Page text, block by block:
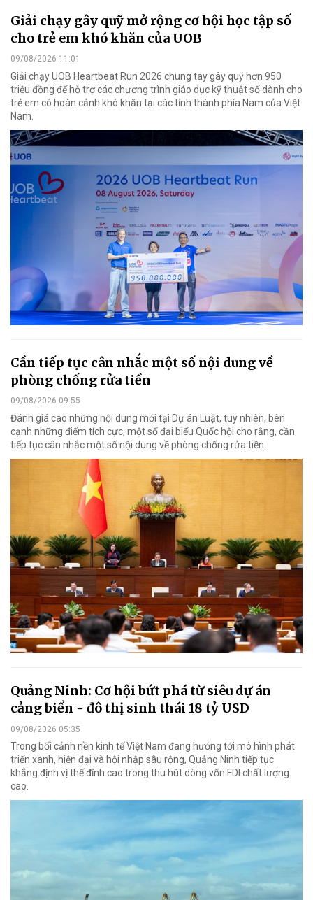
Giải chạy gây quỹ mở rộng cơ hội học tập số
cho trẻ em khó khăn của UOB
09/08/2026 11:01
Giải chạy UOB Heartbeat Run 2026 chung tay gây quỹ hơn 950
triệu đồng để hỗ trợ các chương trình giáo dục kỹ thuật số dành cho
trẻ em có hoàn cảnh khó khăn tại các tỉnh thành phía Nam của Việt
Nam.
Cần tiếp tục cân nhắc một số nội dung về
phòng chống rửa tiền
09/08/2026 09:55
Đánh giá cao những nội dung mới tại Dự án Luật, tuy nhiên, bên
cạnh những điểm tích cực, một số đại biểu Quốc hội cho rằng, cần
tiếp tục cân nhắc một số nội dung về phòng chống rửa tiền.
Quảng Ninh: Cơ hội bứt phá từ siêu dự án
cảng biển - đô thị sinh thái 18 tỷ USD
09/08/2026 05:35
Trong bối cảnh nền kinh tế Việt Nam đang hướng tới mô hình phát
triển xanh, hiện đại và hội nhập sâu rộng, Quảng Ninh tiếp tục
khẳng định vị thế đỉnh cao trong thu hút dòng vốn FDI chất lượng
cao.